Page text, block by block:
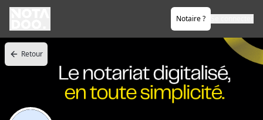
Notaire ?
Retour